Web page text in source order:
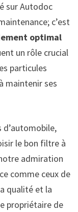
sur Autodoc
c’est
optimal
un rôle crucial
particules
maintenir ses
d’automobile,
le bon filtre à
admiration
comme ceux de
qualité et la
propriétaire de